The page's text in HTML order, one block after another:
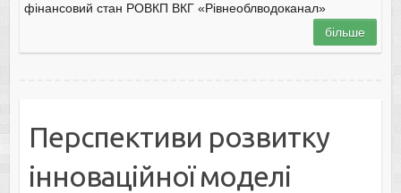
фінансовий стан РОВКП ВКГ «Рівнеоблводоканал»
більше
Перспективи розвитку
інноваційної моделі